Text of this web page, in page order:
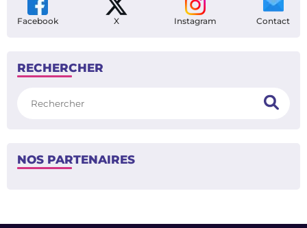
Facebook X Instagram Contact
RECHERCHER
NOS PARTENAIRES